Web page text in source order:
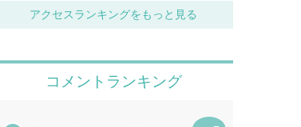
アクセスランキングをもっと見る